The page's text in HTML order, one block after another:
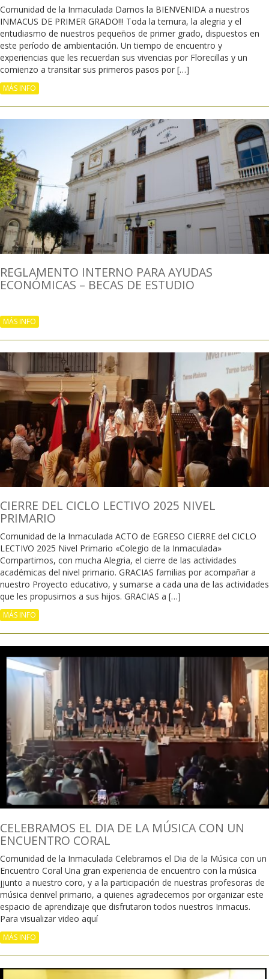
Comunidad de la Inmaculada Damos la BIENVENIDA a nuestros
INMACUS DE PRIMER GRADO!!! Toda la ternura, la alegria y el
entudiasmo de nuestros pequeños de primer grado, dispuestos en
este período de ambientación. Un tiempo de encuentro y
experiencias que les recuerdan sus vivencias por Florecillas y un
comienzo a transitar sus primeros pasos por […]
MÁS INFO
REGLAMENTO INTERNO PARA AYUDAS
ECONÓMICAS – BECAS DE ESTUDIO
MÁS INFO
CIERRE DEL CICLO LECTIVO 2025 NIVEL
PRIMARIO
Comunidad de la Inmaculada ACTO de EGRESO CIERRE del CICLO
LECTIVO 2025 Nivel Primario «Colegio de la Inmaculada»
Compartimos, con mucha Alegria, el cierre de las actividades
académicas del nivel primario. GRACIAS familias por acompañar a
nuestro Proyecto educativo, y sumarse a cada una de las actividades
que les propusimos a sus hijos. GRACIAS a […]
MÁS INFO
CELEBRAMOS EL DIA DE LA MÚSICA CON UN
ENCUENTRO CORAL
Comunidad de la Inmaculada Celebramos el Dia de la Música con un
Encuentro Coral Una gran experiencia de encuentro con la música
jjunto a nuestro coro, y a la participación de nuestras profesoras de
música denivel primario, a quienes agradecemos por organizar este
espacio de aprendizaje que disfrutaron todos nuestros Inmacus.
Para visualizar video aquí
MÁS INFO